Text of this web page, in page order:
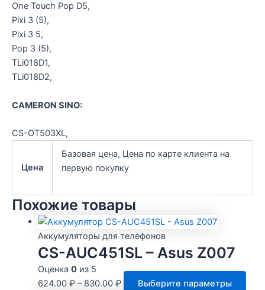
One Touch Pop D5,
Pixi 3 (5),
Pixi 3 5,
Pop 3 (5),
TLi018D1,
TLi018D2,
CAMERON SINO:
CS-OT503XL,
Цена
Базовая цена, Цена по карте клиента на
первую покупку
Похожие товары
Аккумуляторы для телефонов
CS-AUC451SL – Asus Z007
Оценка 0из 5
624.00 ₽– 830.00 ₽ Выберите параметры